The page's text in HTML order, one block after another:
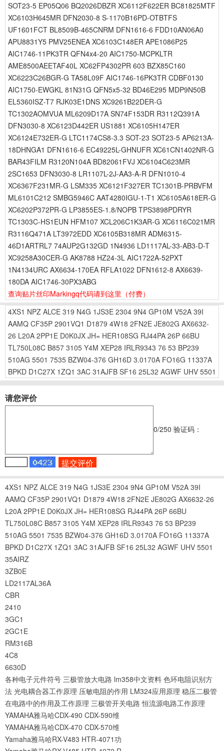
SOT23-5 EP05Q06 BQ2026DBZR XC6112F622ER BC81825MTF
XC6103H645MR DFN2030-8 S-1170B16PD-OTBTFS
UF1601FCT BL8509B-465CNRM DFN1616-6 FDD10AN06A0
APU8831Y5 PMV25ENEA XC6103C148ER APE1086P25
AIC1746-11PK3TR QFN4x4-20 AIC1750-MCPKLTR
AME8500AEETAF40L XC62FP4302PR 603 BZX85C160
XC6223C26BGR-G TA58L09F AIC1746-16PK3TR CDBF0130
AIC1750-EWGKL 81N31G QFN5x5-32 BD46E295 MDP9N50B
EL5360ISZ-T7 RJK03E1DNS XC9261B22DER-G
TC1302AOMVUA ML6209D17A SN74F153DR R3112Q391A
DFN3030-8 XC6123D442ER US1881 XC6105H147ER
XC6124E732ER-G LTC1174CS8-3.3 SOT-23 SOT23-5 AP6213A-
18DHNGA1 DFN1616-6 EC49225L-GHNUFR XC61CN1402NR-G
BAR43FILM R3120N104A BD82061FVJ XC6104C623MR
2SC1653 DFN3030-8 LR1107L-2J-AA3-A-R DFN1010-4
XC6367F231MR-G LSM335 XC6121F327ER TC1301B-PRBVFM
ML6101C212 SMBG5946C AAT4280IGU-1-T1 XC6105A618ER-G
XC6202P372PR-G LP3855ES-1.8/NOPB TPS3898PDRYR
TC1303C-HS1EUN HFM107 XCL206C1K3AR-G XC6116C021MR
R3116Q471A LT3972EDD XC6105B318MR ADM6315-
46D1ARTRL7 74AUP2G132GD 1N4936 LD1117AL-33-AB3-D-T
XC9258A30CER-G AK8788 HZ24-3L AIC1722A-52PXT
1N4134URC AX6634-170EA RFLA1022 DFN1612-8 AX6639-
180DA AIC1746-30PX3ABG
查询贴片丝印Markingq代码请到这里 （付费）
4XS1 NPZ ALCE 319 N4G 1JS3E 2304 9N4 GP10M V52A 39I
AAMQ CF35P 2901VQ1 D1879 4W18 2FN2E JE802G AX6632-
26 L20A 2PP1E D0K0JX JH= HER108SG RJ44PA 26P 66BU
TL750L08C B857 3105 Y4M XEP28 IRLR9343 76 53 BP239
510AG 5501 7535 BZW04-376 GH16D 3.0170A FO16G 11337A
BPKD D1C27X 1ZQ1 3AC 31AJFB SF16 25L32 AGWF UHV 5501
请您评价
0/250 验证码：
4XS1 NPZ ALCE 319 N4G 1JS3E 2304 9N4 GP10M V52A 39I
AAMQ CF35P 2901VQ1 D1879 4W18 2FN2E JE802G AX6632-26
L20A 2PP1E D0K0JX JH= HER108SG RJ44PA 26P 66BU
TL750L08C B857 3105 Y4M XEP28 IRLR9343 76 53 BP239
510AG 5501 7535 BZW04-376 GH16D 3.0170A FO16G 11337A
BPKD D1C27X 1ZQ1 3AC 31AJFB SF16 25L32 AGWF UHV 5501
35AIRZ
3ZB0E
LD2117AL36A
CBR
2410
3GC1
2GC1E
RM316B
4C8
6630D
各种电子元件符号 三极管放大电路 lm358中文资料 色环电阻识别方
法 光电耦合器工作原理 压敏电阻的作用 LM324应用原理 稳压二极管
在电路中的作用及工作原理 三极管开关电路 恒流源电路工作原理
YAMAHA雅马哈CDX-490 CDX-590维
YAMAHA雅马哈CDX-470 CDX-570维
Yamaha雅马哈RX-V483 HTR-4071功